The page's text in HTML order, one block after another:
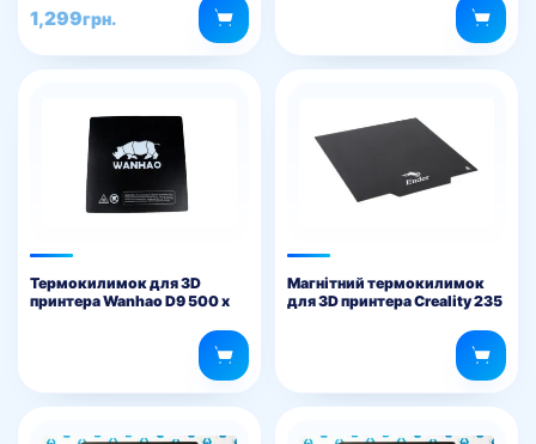
1,299грн.
Термокилимок для 3D
принтера Wanhao D9 500 х
Магнітний термокилимок
для 3D принтера Creality 235